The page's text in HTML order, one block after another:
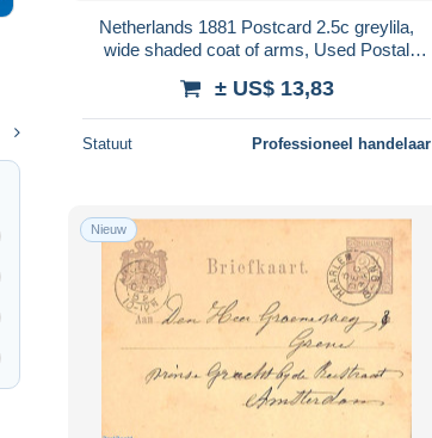
Netherlands 1881 Postcard 2.5c greylila,
wide shaded coat of arms, Used Postal
± US$ 13,83
Statuut Professioneel handelaar
Nieuw